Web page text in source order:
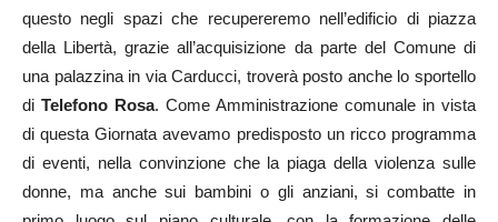
questo negli spazi che recupereremo nell’edificio di piazza
della Libertà, grazie all’acquisizione da parte del Comune di
una palazzina in via Carducci, troverà posto anche lo sportello
di Telefono Rosa. Come Amministrazione comunale in vista
di questa Giornata avevamo predisposto un ricco programma
di eventi, nella convinzione che la piaga della violenza sulle
donne, ma anche sui bambini o gli anziani, si combatte in